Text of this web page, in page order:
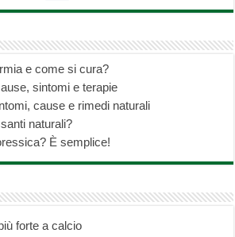
e come si cura?
sintomi e terapie
cause e rimedi naturali
naturali?
È semplice!
forte a calcio